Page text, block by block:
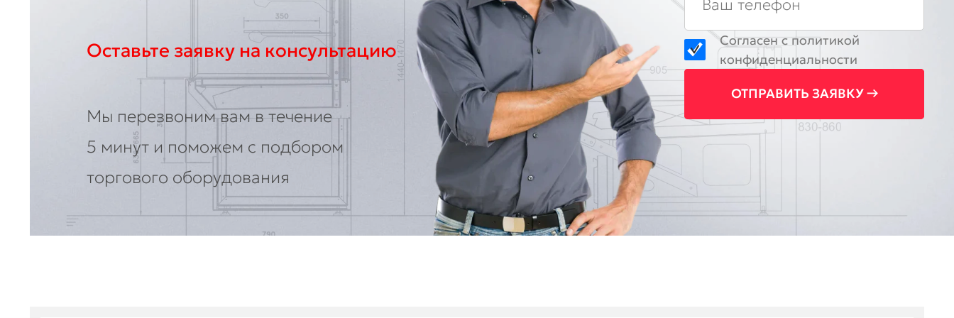
Оставьте заявку на консультацию
Мы перезвоним вам в течение
5 минут и поможем с подбором
торгового оборудования
Согласен с политикой
конфиденциальности
ОТПРАВИТЬ ЗАЯВКУ →